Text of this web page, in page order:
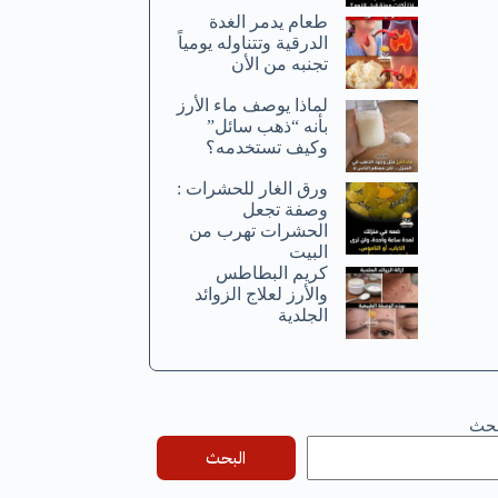
طعام يدمر الغدة
الدرقية وتتناوله يومياً
تجنبه من الأن
لماذا يوصف ماء الأرز
بأنه “ذهب سائل”
وكيف تستخدمه؟
ورق الغار للحشرات :
وصفة تجعل
الحشرات تهرب من
البيت
كريم البطاطس
والأرز لعلاج الزوائد
الجلدية
البحث